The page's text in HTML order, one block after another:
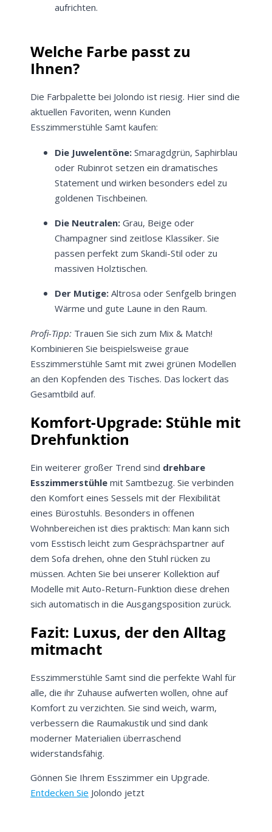
aufrichten.
Welche Farbe passt zu
Ihnen?
Die Farbpalette bei Jolondo ist riesig. Hier sind die
aktuellen Favoriten, wenn Kunden
Esszimmerstühle Samt kaufen:
Die Juwelentöne: Smaragdgrün, Saphirblau
oder Rubinrot setzen ein dramatisches
Statement und wirken besonders edel zu
goldenen Tischbeinen.
Die Neutralen: Grau, Beige oder
Champagner sind zeitlose Klassiker. Sie
passen perfekt zum Skandi-Stil oder zu
massiven Holztischen.
Der Mutige: Altrosa oder Senfgelb bringen
Wärme und gute Laune in den Raum.
Profi-Tipp: Trauen Sie sich zum Mix & Match!
Kombinieren Sie beispielsweise graue
Esszimmerstühle Samt mit zwei grünen Modellen
an den Kopfenden des Tisches. Das lockert das
Gesamtbild auf.
Komfort-Upgrade: Stühle mit
Drehfunktion
Ein weiterer großer Trend sind drehbare
Esszimmerstühle mit Samtbezug. Sie verbinden
den Komfort eines Sessels mit der Flexibilität
eines Bürostuhls. Besonders in offenen
Wohnbereichen ist dies praktisch: Man kann sich
vom Esstisch leicht zum Gesprächspartner auf
dem Sofa drehen, ohne den Stuhl rücken zu
müssen. Achten Sie bei unserer Kollektion auf
Modelle mit Auto-Return-Funktion diese drehen
sich automatisch in die Ausgangsposition zurück.
Fazit: Luxus, der den Alltag
mitmacht
Esszimmerstühle Samt sind die perfekte Wahl für
alle, die ihr Zuhause aufwerten wollen, ohne auf
Komfort zu verzichten. Sie sind weich, warm,
verbessern die Raumakustik und sind dank
moderner Materialien überraschend
widerstandsfähig.
Gönnen Sie Ihrem Esszimmer ein Upgrade.
Entdecken Sie Jolondo jetzt
auf Ihre erste Bestellung sichern!
Meinen Code senden
Bleiben Sie auf dem Laufenden über
Neuigkeiten und Angebote.
Marketingkommunikation verarbeiten. Lesen Sie unsere
Datenschutzrichtlinie.